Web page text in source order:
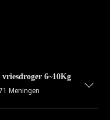
vacuüm vriesdroger Mini vriesdroger 6~10Kg
Meningen